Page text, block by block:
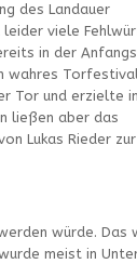
des Landauer
leider viele
in der
wahres
Tor und erzielte
ließen aber das
Lukas Rieder zur
würde. Das
meist in